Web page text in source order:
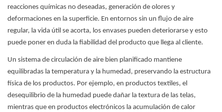
reacciones químicas no deseadas, generación de olores y
deformaciones en la superficie. En entornos sin un flujo de aire
regular, la vida útil se acorta, los envases pueden deteriorarse y esto
puede poner en duda la fiabilidad del producto que llega al cliente.
Un sistema de circulación de aire bien planificado mantiene
equilibradas la temperatura y la humedad, preservando la estructura
física de los productos. Por ejemplo, en productos textiles, el
desequilibrio de la humedad puede dañar la textura de las telas,
mientras que en productos electrónicos la acumulación de calor